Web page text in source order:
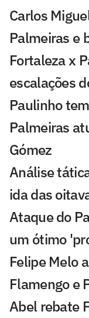
Carlos
Palmeiras e
Fortaleza x
escalações
Paulinho
Palmeiras
Gómez
Análise
ida das
Ataque do
um ótimo
Felipe Melo
Flamengo e
Abel rebate